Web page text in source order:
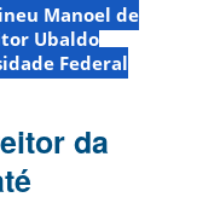
Manoel de
Ubaldo
Federal
da